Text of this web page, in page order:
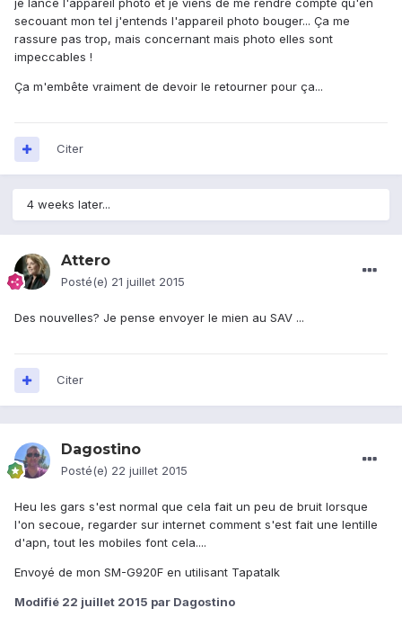
je lance l'appareil photo et je viens de me rendre compte qu'en
secouant mon tel j'entends l'appareil photo bouger... Ça me
rassure pas trop, mais concernant mais photo elles sont
impeccables !
Ça m'embête vraiment de devoir le retourner pour ça...
Citer
4 weeks later...
Attero
Posté(e) 21 juillet 2015
Des nouvelles? Je pense envoyer le mien au SAV ...
Citer
Dagostino
Posté(e) 22 juillet 2015
Heu les gars s'est normal que cela fait un peu de bruit lorsque
l'on secoue, regarder sur internet comment s'est fait une lentille
d'apn, tout les mobiles font cela....
Envoyé de mon SM-G920F en utilisant Tapatalk
Modifié 22 juillet 2015 par Dagostino